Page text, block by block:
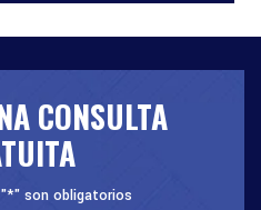
CONSULTA
son obligatorios